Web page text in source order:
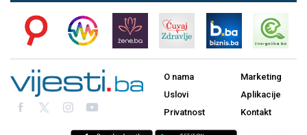
O nama
Uslovi
Privatnost
Marketing
Aplikacije
Kontakt